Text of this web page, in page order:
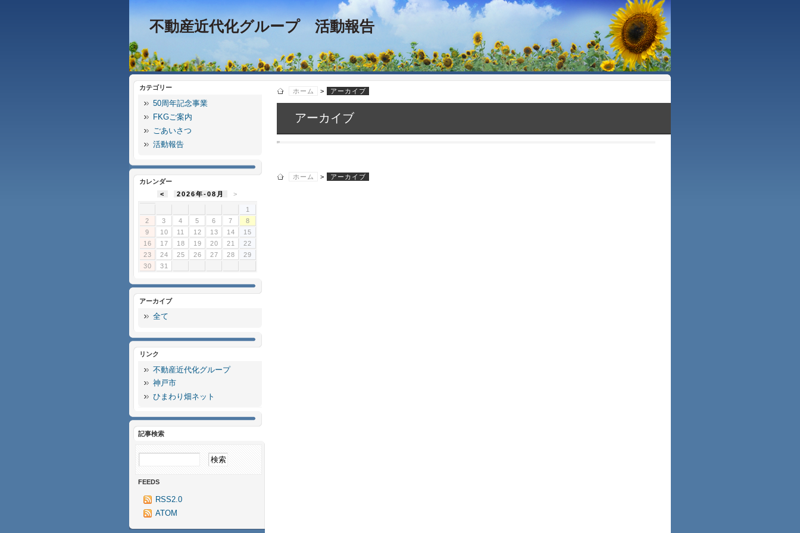
不動産近代化グループ 活動報告
ホーム > アーカイブ
アーカイブ
ホーム > アーカイブ
カテゴリー
50周年記念事業
FKGご案内
ごあいさつ
活動報告
カレンダー
<
2026年-08月 >
1
2
3 4 5 6 7
8
9
10 11 12 13 14
15
16
17 18 19 20 21
22
23
24 25 26 27 28
29
30
31
アーカイブ
全て
リンク
不動産近代化グループ
神戸市
ひまわり畑ネット
記事検索
FEEDS
RSS2.0
ATOM